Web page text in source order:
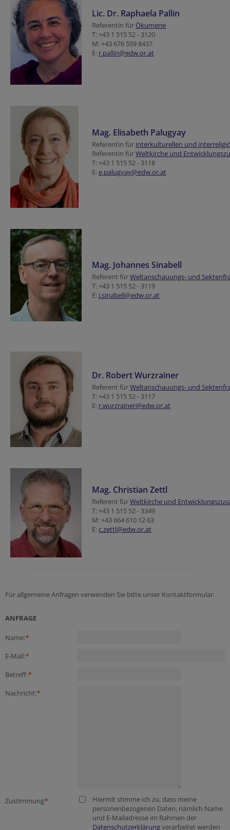
Lic. Dr. Raphaela Pallin
Referentin für Ökumene
T: +43 1 515 52 - 3120
M: +43 676 559 8437
E: r.pallin@edw.or.at
Mag. Elisabeth Palugyay
Referentin für interkulturellen und
Referentin fürWeltkirche und
T: +43 1 515 52 - 3118
E:e.palugyay@edw.or.at
Mag. Johannes Sinabell
Referent fürWeltanschauungs- und
T: +43 1 515 52 - 3119
E: j.sinabell@edw.or.at
Dr. Robert Wurzrainer
Referent fürWeltanschauungs- und
T: +43 1 515 52 - 3117
E: r.wurzrainer@edw.or.at
Mag. Christian Zettl
Referent fürWeltkirche und
T: +43 1 515 52 - 3349
M: +43 664 610 12 63
E:c.zettl@edw.or.at
Für allgemeine Anfragen verwenden Sie bitte unser Kontaktformular:
Fax
Fax
Security token
ANFRAGE
Name:*
E-Mail:*
Betreff:*
Nachricht:*
Zustimmung*
Hiermit stimme ich zu, dass meine
personenbezogenen Daten, nämlich Name
und E-Mailadresse im Rahmen der
Datenschutzerklärungverarbeitet werden